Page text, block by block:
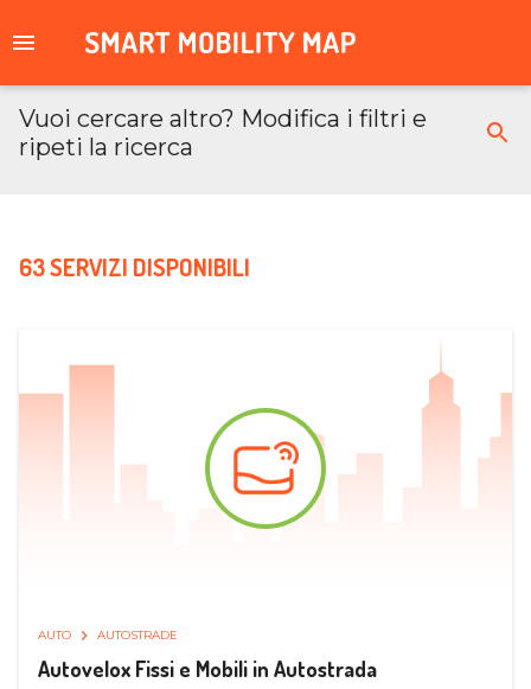
Vuoi cercare altro? Modifica i filtri e
ripeti la ricerca
63 SERVIZI DISPONIBILI
AUTO AUTOSTRADE
Autovelox Fissi e Mobili in Autostrada